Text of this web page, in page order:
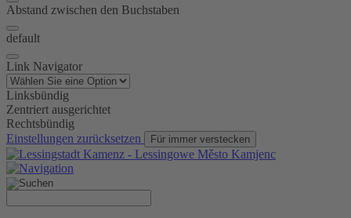
Abstand zwischen den Buchstaben
default
Link Navigator
Linksbündig
Zentriert ausgerichtet
Rechtsbündig
Einstellungen zurücksetzen
Für immer verstecken